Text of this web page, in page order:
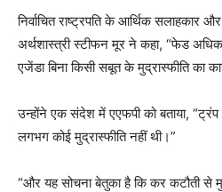
निर्वाचित राष्ट्रपति के आर्थिक सलाहकार
अर्थशास्त्री स्टीफन मूर ने कहा, “फेड
एजेंडा बिना किसी सबूत के मुद्रास्फीति का
उन्होंने एक संदेश में एएफपी को बताया,
लगभग कोई मुद्रास्फीति नहीं थी।”
“और यह सोचना बेतुका है कि कर कटौती से